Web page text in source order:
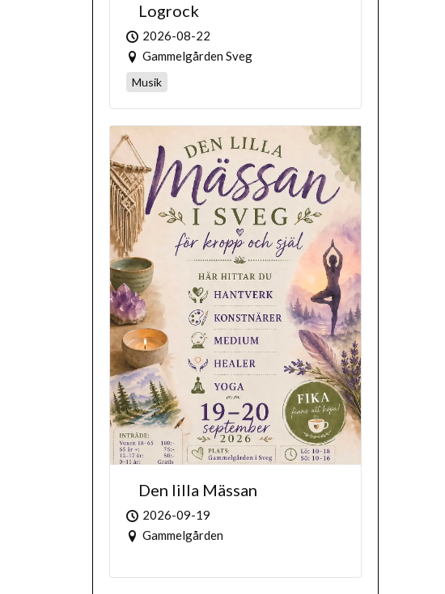
Logrock
2026-08-22
Gammelgården Sveg
Musik
Den lilla Mässan
2026-09-19
Gammelgården